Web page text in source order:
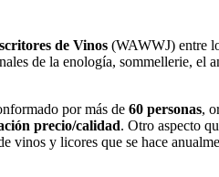
de Vinos (WAWWJ) entre
de la enología, sommellerie, el
por más de 60 personas,
precio/calidad. Otro aspecto
y licores que se hace